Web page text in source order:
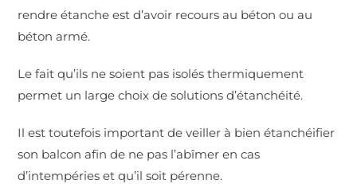
rendre étanche est d’avoir recours au béton ou au
béton armé.
Le fait qu’ils ne soient pas isolés thermiquement
permet un large choix de solutions d’étanchéité.
Il est toutefois important de veiller à bien étanchéifier
son balcon afin de ne pas l’abîmer en cas
d’intempéries et qu’il soit pérenne.